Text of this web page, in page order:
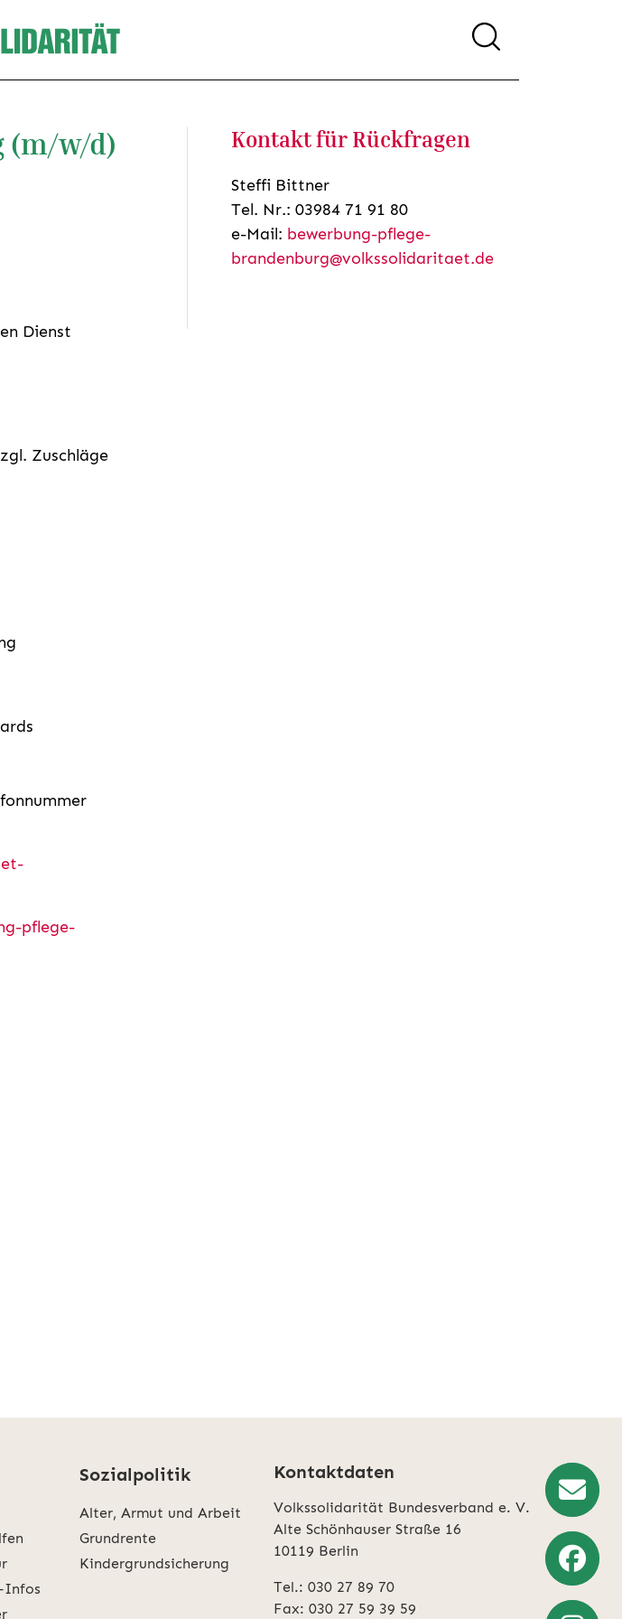
(m/w/d)
Dienst
Zuschläge
pflege-
Kontakt für Rückfragen
Steffi Bittner
Tel. Nr.: 03984 71 91 80
e-Mail: bewerbung-pflege-
brandenburg@volkssolidaritaet.de
Infos
Sozialpolitik
Alter, Armut und Arbeit
Grundrente
Kindergrundsicherung
Kontaktdaten
Volkssolidarität Bundesverband e. V.
Alte Schönhauser Straße 16
10119 Berlin
Tel.: 030 27 89 70
Fax: 030 27 59 39 59
Weiter